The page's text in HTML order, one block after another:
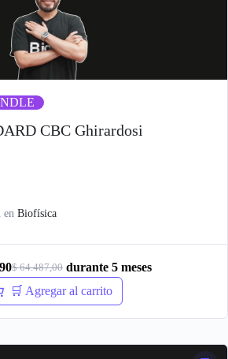
CBC Ghirardosi
en Biofísica
$64.487,00
El
precio
original
El
precio
actual
durante 5 meses
🛒 Agregar al carrito